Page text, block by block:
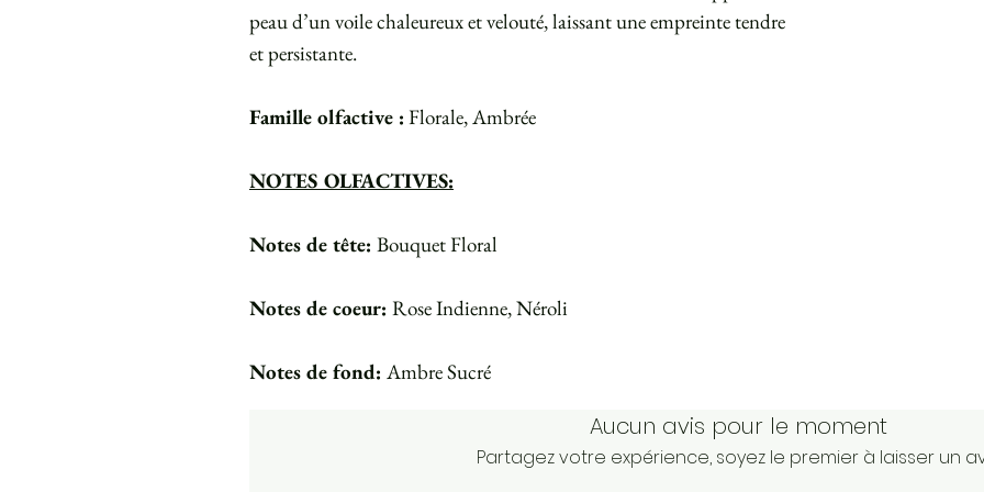
peau d’un voile chaleureux et velouté, laissant une empreinte tendre
et persistante.
Famille olfactive : Florale, Ambrée
NOTES OLFACTIVES:
Notes de tête: Bouquet Floral
Notes de coeur: Rose Indienne, Néroli
Notes de fond: Ambre Sucré
Aucun avis pour le moment
Partagez votre expérience, soyez le premier à laisser un